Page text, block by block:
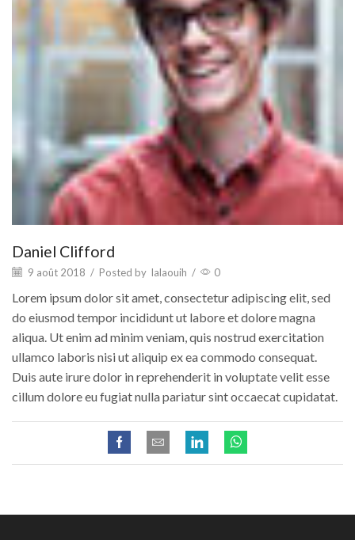
Daniel Clifford
9 août 2018 / Posted by lalaouih / 0
Lorem ipsum dolor sit amet, consectetur adipiscing elit, sed
do eiusmod tempor incididunt ut labore et dolore magna
aliqua. Ut enim ad minim veniam, quis nostrud exercitation
ullamco laboris nisi ut aliquip ex ea commodo consequat.
Duis aute irure dolor in reprehenderit in voluptate velit esse
cillum dolore eu fugiat nulla pariatur sint occaecat cupidatat.